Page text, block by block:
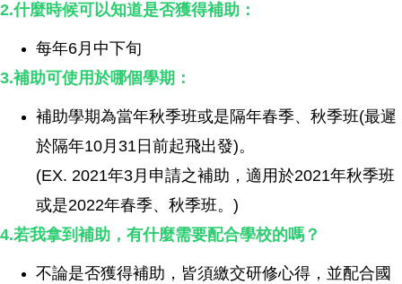
2.什麼時候可以知道是否獲得補助：
每年6月中下旬
3.補助可使用於哪個學期：
補助學期為當年秋季班或是隔年春季、秋季班(最遲
於隔年10月31日前起飛出發)。
(EX. 2021年3月申請之補助，適用於2021年秋季班
或是2022年春季、秋季班。)
4.若我拿到補助，有什麼需要配合學校的嗎？
不論是否獲得補助，皆須繳交研修心得，並配合國